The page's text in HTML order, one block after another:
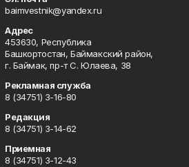
baimvestnik@yandex.ru
Адрес
453630, Республика
Башкортостан, Баймакский район,
г. Баймак, пр-т С. Юлаева, 38
Рекламная служба
8 (34751) 3-16-80
Редакция
8 (34751) 3-14-62
Приемная
8 (34751) 3-12-43